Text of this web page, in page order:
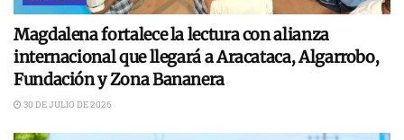
Magdalena fortalece la lectura con alianza
internacional que llegará a Aracataca, Algarrobo,
Fundación y Zona Bananera
30 DE JULIO DE 2026